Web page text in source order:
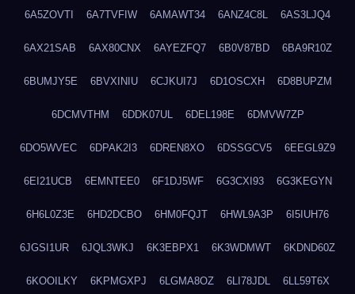
6A5ZOVTI 6A7TVFIW 6AMAWT34 6ANZ4C8L 6AS3LJQ4
6AX21SAB 6AX80CNX 6AYEZFQ7 6B0V87BD 6BA9R10Z
6BUMJY5E 6BVXINIU 6CJKUI7J 6D1OSCXH 6D8BUPZM
6DCMVTHM 6DDK07UL 6DEL198E 6DMVW7ZP
6DO5WVEC 6DPAK2I3 6DREN8XO 6DSSGCV5 6EEGL9Z9
6EI21UCB 6EMNTEE0 6F1DJ5WF 6G3CXI93 6G3KEGYN
6H6L0Z3E 6HD2DCBO 6HM0FQJT 6HWL9A3P 6I5IUH76
6JGSI1UR 6JQL3WKJ 6K3EBPX1 6K3WDMWT 6KDND60Z
6KOOILKY 6KPMGXPJ 6LGMA8OZ 6LI78JDL 6LL59T6X